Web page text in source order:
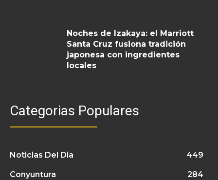
Noches de Izakaya: el Marriott
Santa Cruz fusiona tradición
japonesa con ingredientes
locales
Categorias Populares
Noticias Del Dia 449
Conyuntura 284